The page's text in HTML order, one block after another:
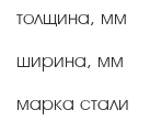
толщина, мм
ширина, мм
марка стали